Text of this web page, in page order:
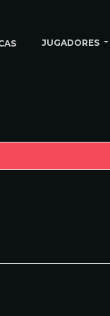
JUGADORES